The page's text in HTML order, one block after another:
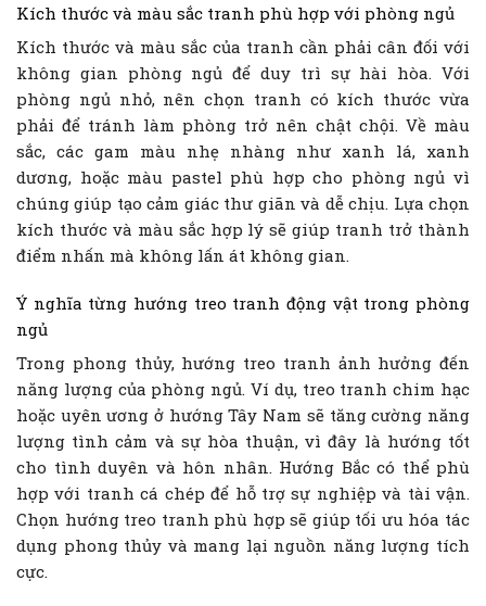
Kích thước và màu sắc tranh phù hợp với phòng ngủ
Kích thước và màu sắc của tranh cần phải cân đối với
không gian phòng ngủ để duy trì sự hài hòa. Với
phòng ngủ nhỏ, nên chọn tranh có kích thước vừa
phải để tránh làm phòng trở nên chật chội. Về màu
sắc, các gam màu nhẹ nhàng như xanh lá, xanh
dương, hoặc màu pastel phù hợp cho phòng ngủ vì
chúng giúp tạo cảm giác thư giãn và dễ chịu. Lựa chọn
kích thước và màu sắc hợp lý sẽ giúp tranh trở thành
điểm nhấn mà không lấn át không gian.
Ý nghĩa từng hướng treo tranh động vật trong phòng
ngủ
Trong phong thủy, hướng treo tranh ảnh hưởng đến
năng lượng của phòng ngủ. Ví dụ, treo tranh chim hạc
hoặc uyên ương ở hướng Tây Nam sẽ tăng cường năng
lượng tình cảm và sự hòa thuận, vì đây là hướng tốt
cho tình duyên và hôn nhân. Hướng Bắc có thể phù
hợp với tranh cá chép để hỗ trợ sự nghiệp và tài vận.
Chọn hướng treo tranh phù hợp sẽ giúp tối ưu hóa tác
dụng phong thủy và mang lại nguồn năng lượng tích
cực.